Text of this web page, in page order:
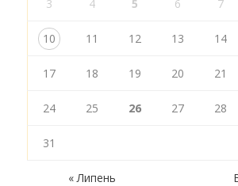
3 4 5 6 7
10 11 12 13 14
17 18 19 20 21
24 25 26 27 28
31
« Липень